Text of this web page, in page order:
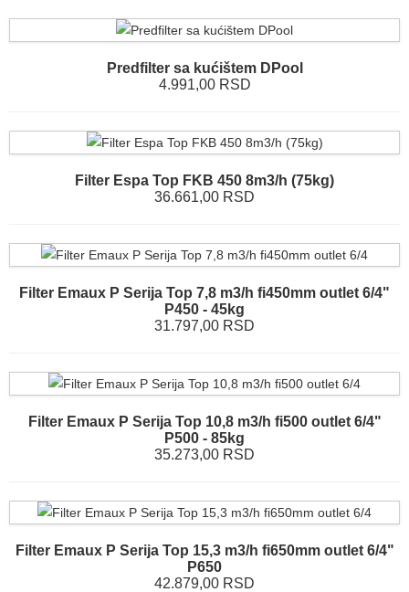
Predfilter sa kućištem DPool
4.991,00 RSD
Filter Espa Top FKB 450 8m3/h (75kg)
36.661,00 RSD
Filter Emaux P Serija Top 7,8 m3/h fi450mm outlet 6/4"
P450 - 45kg
31.797,00 RSD
Filter Emaux P Serija Top 10,8 m3/h fi500 outlet 6/4"
P500 - 85kg
35.273,00 RSD
Filter Emaux P Serija Top 15,3 m3/h fi650mm outlet 6/4"
P650
42.879,00 RSD